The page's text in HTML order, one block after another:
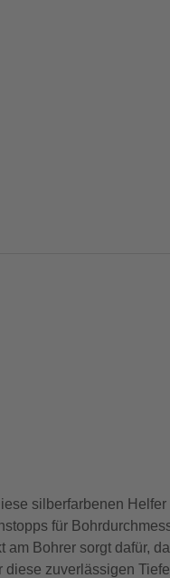
silberfarbenen
für
Bohrer sorgt dafür,
zuverlässigen